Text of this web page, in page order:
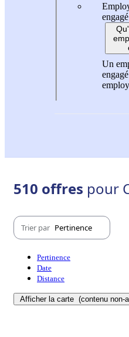
Un
510 offres pour
Trier par Pertinence
Pertinence
Date
Distance
Afficher la carte (contenu non-